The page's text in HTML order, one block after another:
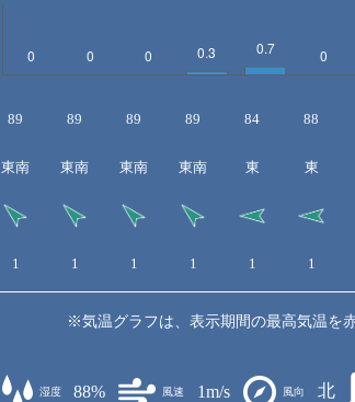
89 89 89 89 84 88
東南 東南 東南 東南 東 東
1 1 1 1 1 1
※気温グラフは、表示期間の最高気温を
湿度 88% 風速 1m/s 風向 北